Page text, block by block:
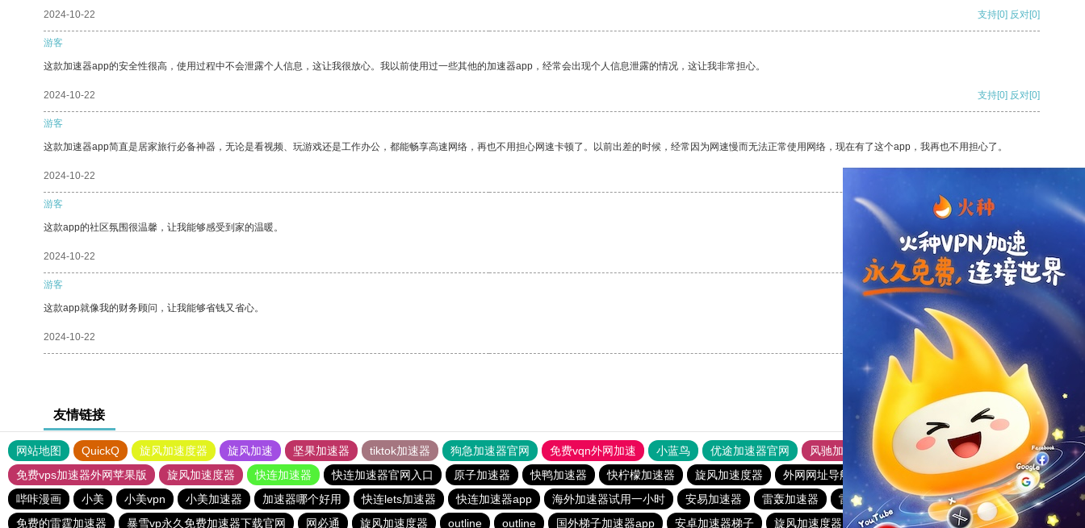
2024-10-22 支持[0] 反对[0]
游客
这款加速器app的安全性很高，使用过程中不会泄露个人信息，这让我很放心。我以前使用过一些其他的加速器app，经常会出现个人信息泄露的情况，这让我非常担心。
2024-10-22 支持[0] 反对[0]
游客
这款加速器app简直是居家旅行必备神器，无论是看视频、玩游戏还是工作办公，都能畅享高速网络，再也不用担心网速卡顿了。以前出差的时候，经常因为网速慢而无法正常使用网络，现在有了这个app，我再也不用担心了。
2024-10-22
游客
这款app的社区氛围很温馨，让我能够感受到家的温暖。
2024-10-22 支持 [0] 反对 [0]
游客
这款app就像我的财务顾问，让我能够省钱又省心。
2024-10-22 支持
友情链接
网站地图 QuickQ 旋风加速度器 旋风加速 坚果加速器 tiktok加速器 狗急加速器官网 免费vqn外网加速 小蓝鸟 优途加速器官网 风驰加速器
旋风加速器
免费vps加速器外网苹果版
旋风加速度器 快连加速器 快连加速器官网入口 原子加速器 快鸭加速器 快柠檬加速器 旋风加速度器 外网网址导航 软件中心 雷霆加速
狂飙加速器
哔咔漫画
小美 小美vpn 小美加速器 加速器哪个好用 快连lets加速器 快连加速器app 海外加速器试用一小时 安易加速器 雷轰加速器 雷霆vp加速器官网
2023免费加速神器
免费的雷霆加速器
暴雪vp永久免费加速器下载官网 网必通 旋风加速度器 outline outline 国外梯子加速器app 安卓加速器梯子 旋风加速度器 原子加速下载安卓 旋风加速度器